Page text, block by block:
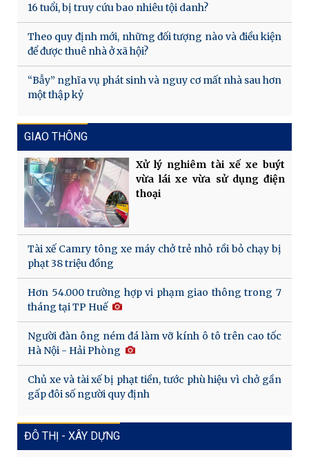
16 tuổi, bị truy cứu bao nhiêu tội danh?
Theo quy định mới, những đối tượng nào và điều kiện
để được thuê nhà ở xã hội?
“Bẫy” nghĩa vụ phát sinh và nguy cơ mất nhà sau hơn
một thập kỷ
GIAO THÔNG
Xử lý nghiêm tài xế xe buýt
vừa lái xe vừa sử dụng điện
thoại
Tài xế Camry tông xe máy chở trẻ nhỏ rồi bỏ chạy bị
phạt 38 triệu đồng
Hơn 54.000 trường hợp vi phạm giao thông trong 7
tháng tại TP Huế
Người đàn ông ném đá làm vỡ kính ô tô trên cao tốc
Hà Nội - Hải Phòng
Chủ xe và tài xế bị phạt tiền, tước phù hiệu vì chở gần
gấp đôi số người quy định
ĐÔ THỊ - XÂY DỰNG